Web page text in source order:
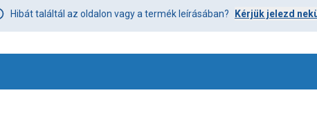
Hibát találtál az oldalon vagy a termék leírásában? Kérjük jelezd